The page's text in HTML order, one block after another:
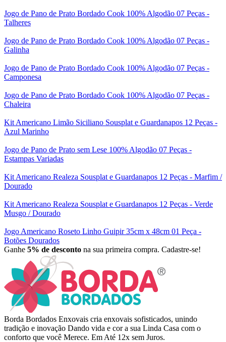
Jogo de Pano de Prato Bordado Cook 100% Algodão 07 Peças -
Talheres
Jogo de Pano de Prato Bordado Cook 100% Algodão 07 Peças -
Galinha
Jogo de Pano de Prato Bordado Cook 100% Algodão 07 Peças -
Camponesa
Jogo de Pano de Prato Bordado Cook 100% Algodão 07 Peças -
Chaleira
Kit Americano Limão Siciliano Sousplat e Guardanapos 12 Peças -
Azul Marinho
Jogo de Pano de Prato sem Lese 100% Algodão 07 Peças -
Estampas Variadas
Kit Americano Realeza Sousplat e Guardanapos 12 Peças - Marfim /
Dourado
Kit Americano Realeza Sousplat e Guardanapos 12 Peças - Verde
Musgo / Dourado
Jogo Americano Roseto Linho Guipir 35cm x 48cm 01 Peça -
Botões Dourados
Ganhe 5% de desconto na sua primeira compra. Cadastre-se!
Borda Bordados Enxovais cria enxovais sofisticados, unindo
tradição e inovação Dando vida e cor a sua Linda Casa com o
conforto que você Merece. Em Até 12x sem Juros.